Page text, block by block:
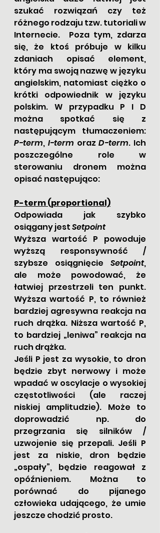
szukać rozwiązań czy też
różnego rodzaju tzw. tutoriali w
Internecie.  Poza tym, zdarza
się, że ktoś próbuje w kilku
zdaniach opisać element,
który ma swoją nazwę w języku
angielskim, natomiast ciężko o
krótki odpowiednik w języku
polskim. W przypadku P I D
można spotkać się z
następującym tłumaczeniem:
P-term, I-term oraz D-term. Ich
poszczególne role w
sterowaniu dronem można
opisać następująco:
P-term (proportional)
Odpowiada jak szybko
osiągany jest Setpoint
Wyższa wartość P powoduje
wyższą responsywność /
szybsze osiągnięcie Setpoint,
ale może powodować, że
łatwiej przestrzeli ten punkt.
Wyższa wartość P, to również
bardziej agresywna reakcja na
ruch drążka. Niższa wartość P,
to bardziej „leniwa” reakcja na
ruch drążka.
Jeśli P jest za wysokie, to dron
będzie zbyt nerwowy i może
wpadać w oscylacje o wysokiej
częstotliwości (ale raczej
niskiej amplitudzie). Może to
doprowadzić np. do
przegrzania się silników /
uzwojenie się przepali. Jeśli P
jest za niskie, dron będzie
„ospały”, będzie reagował z
opóźnieniem. Można to
porównać do pijanego
człowieka udającego, że umie
jeszcze chodzić prosto.